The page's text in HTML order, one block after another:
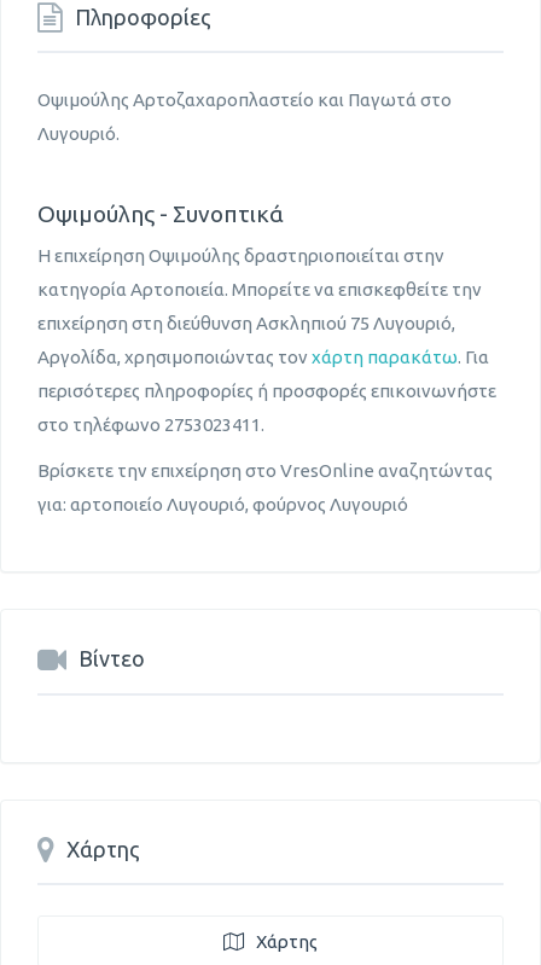
Πληροφορίες
Οψιμούλης Αρτοζαχαροπλαστείο και Παγωτά στο
Λυγουριό.
Οψιμούλης - Συνοπτικά
Η επιχείρηση Οψιμούλης δραστηριοποιείται στην
κατηγορία Αρτοποιεία. Μπορείτε να επισκεφθείτε την
επιχείρηση στη διεύθυνση Ασκληπιού 75 Λυγουριό,
Αργολίδα, χρησιμοποιώντας τον χάρτη παρακάτω. Για
περισότερες πληροφορίες ή προσφορές επικοινωνήστε
στο τηλέφωνο 2753023411.
Βρίσκετε την επιχείρηση στο VresOnline αναζητώντας
για: αρτοποιείο Λυγουριό, φούρνος Λυγουριό
Βίντεο
Χάρτης
Χάρτης